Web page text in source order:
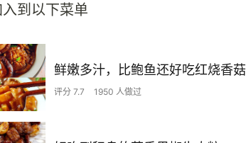
到以下菜单
鲜嫩多汁，比鲍鱼还好吃红烧香菇
评分 7.7 1950 人做过